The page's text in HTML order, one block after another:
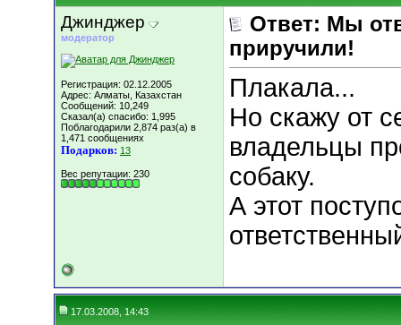
Джинджер
модератор
Регистрация: 02.12.2005
Адрес: Алматы, Казахстан
Сообщений: 10,249
Сказал(а) спасибо: 1,995
Поблагодарили 2,874 раз(а) в
1,471 сообщениях
Подарков: 13
Вес репутации: 230
Ответ: Мы
приручили!
Плакала...
Но скажу от
владельцы
собаку.
А этот
17.03.2008, 14:43